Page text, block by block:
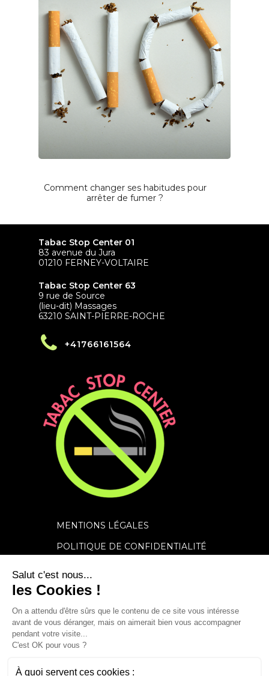
Comment changer ses habitudes pour
arrêter de fumer ?
Tabac Stop Center 01
83 avenue du Jura
01210 FERNEY-VOLTAIRE
Tabac Stop Center 63
9 rue de Source
(lieu-dit) Massages
63210 SAINT-PIERRE-ROCHE
+41766161564
MENTIONS LÉGALES
POLITIQUE DE CONFIDENTIALITÉ
CONTACT
@2022CopyrightTabacStopCenter01 | Notre partenaire en
les Cookies !
ce site vous intéresse avant de vous
déranger, mais on aimerait bien vous accompagner pendant votre
visite...
C'est OK pour vous ?
À quoi servent ces cookies :